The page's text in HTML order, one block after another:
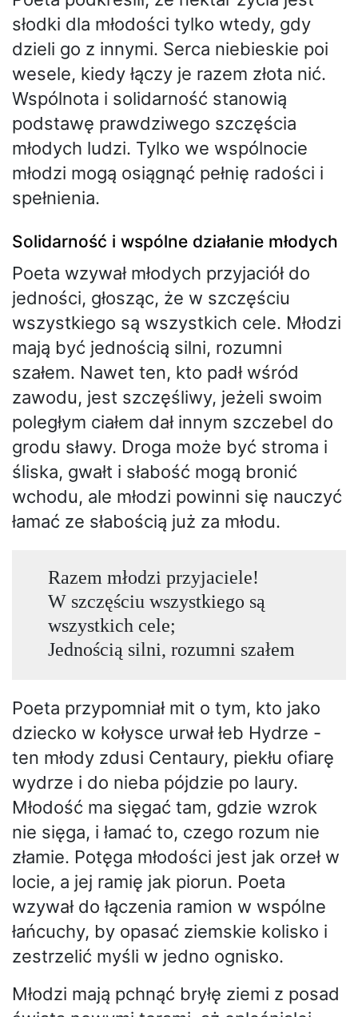
słodki dla młodości tylko wtedy, gdy
dzieli go z innymi. Serca niebieskie poi
wesele, kiedy łączy je razem złota nić.
Wspólnota i solidarność stanowią
podstawę prawdziwego szczęścia
młodych ludzi. Tylko we wspólnocie
młodzi mogą osiągnąć pełnię radości i
spełnienia.
Solidarność i wspólne działanie młodych
Poeta wzywał młodych przyjaciół do
jedności, głosząc, że w szczęściu
wszystkiego są wszystkich cele. Młodzi
mają być jednością silni, rozumni
szałem. Nawet ten, kto padł wśród
zawodu, jest szczęśliwy, jeżeli swoim
poległym ciałem dał innym szczebel do
grodu sławy. Droga może być stroma i
śliska, gwałt i słabość mogą bronić
wchodu, ale młodzi powinni się nauczyć
łamać ze słabością już za młodu.
Razem młodzi przyjaciele!
W szczęściu wszystkiego są
wszystkich cele;
Jednością silni, rozumni szałem
Poeta przypomniał mit o tym, kto jako
dziecko w kołysce urwał łeb Hydrze -
ten młody zdusi Centaury, piekłu ofiarę
wydrze i do nieba pójdzie po laury.
Młodość ma sięgać tam, gdzie wzrok
nie sięga, i łamać to, czego rozum nie
złamie. Potęga młodości jest jak orzeł w
locie, a jej ramię jak piorun. Poeta
wzywał do łączenia ramion w wspólne
łańcuchy, by opasać ziemskie kolisko i
zestrzelić myśli w jedno ognisko.
Młodzi mają pchnąć bryłę ziemi z posad